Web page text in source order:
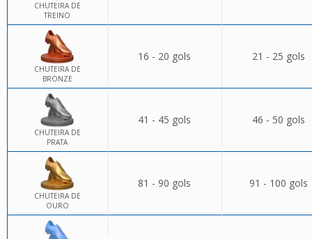
CHUTEIRA DE
TREINO
CHUTEIRA DE
BRONZE
16 - 20 gols 21 - 25 gols
CHUTEIRA DE
PRATA
41 - 45 gols 46 - 50 gols
CHUTEIRA DE
OURO
81 - 90 gols 91 - 100 gols